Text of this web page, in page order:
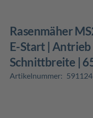
Rasenmäher MS225-53E Scheppach -
E-Start | Antrieb
Schnittbreite |
Artikelnummer: